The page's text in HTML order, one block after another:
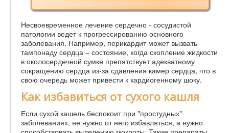
Несвоевременное лечение сердечно - сосудистой
патологии ведет к прогрессированию основного
заболевания. Например, перикардит может вызвать
тампонаду сердца – состояние, когда скопление жидкости
в околосердечной сумке препятствует адекватному
сокращению сердца из-за сдавления камер сердца, что в
свою очередь может привести к кардиогенному шоку.
Как избавиться от сухого кашля
Если сухой кашель беспокоит при "простудных"
заболеваниях, не нужно от него избавляться, а нужно